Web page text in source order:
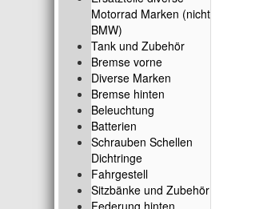
Motorrad Marken (nicht
BMW)
Tank und Zubehör
Bremse vorne
Diverse Marken
Bremse hinten
Beleuchtung
Batterien
Schrauben Schellen
Dichtringe
Fahrgestell
Sitzbänke und Zubehör
Federung hinten